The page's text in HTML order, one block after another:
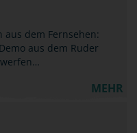
aus dem Fernsehen:
aus dem Ruder
MEHR